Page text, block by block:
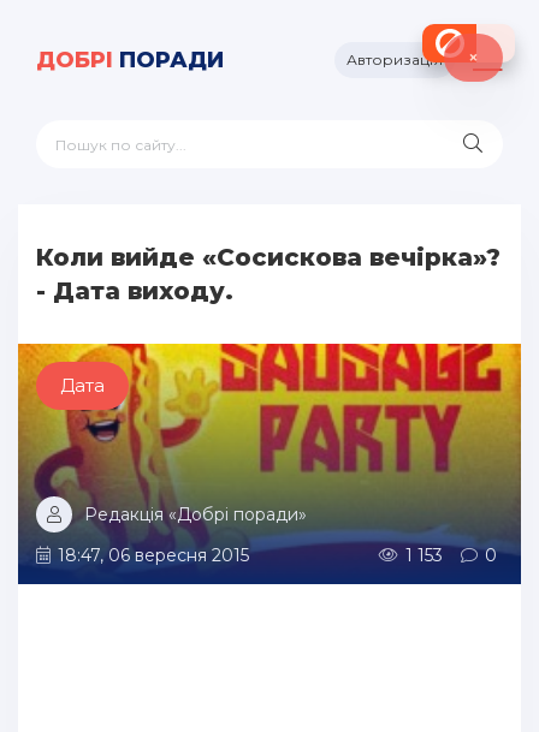
ДОБРІ ПОРАДИ Авторизація
Коли вийде «Сосискова вечірка»?
- Дата виходу.
Дата
Редакція «Добрі поради»
18:47, 06 вересня 2015
1 153 0
×